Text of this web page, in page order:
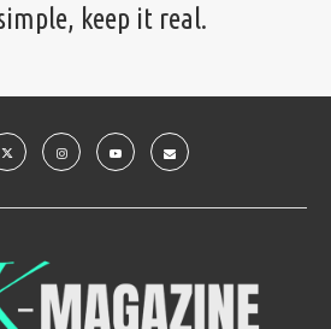
keep it real.